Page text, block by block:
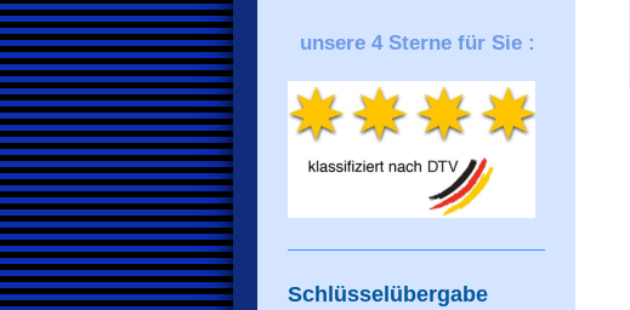
unsere 4 Sterne für Sie :
Schlüsselübergabe